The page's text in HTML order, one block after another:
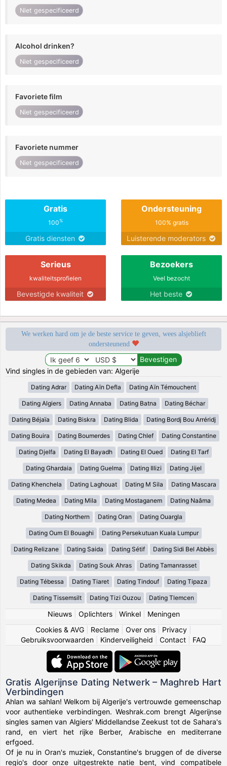
Niet gespecificeerd
Alcohol drinken?
Niet gespecificeerd
Favoriete film
Niet gespecificeerd
Favoriete nummer
Niet gespecificeerd
Gratis
100%
Gratis diensten
Ondersteuning
100% gratis
Luisterende moderators
Serieus
kwaliteitsprofielen
Bevestigde kwaliteit
Bezoekers
Veel bezocht
Het beste
We werken hard om je de beste service te geven, wees alsjeblieft
ondersteunend
Vind singles in de gebieden van: Algerije
Dating Adrar Dating Aïn Defla Dating Aïn Témouchent
Dating Algiers Dating Annaba Dating Batna Dating Béchar
Dating Béjaïa Dating Biskra Dating Blida Dating Bordj Bou Arréridj
Dating Bouira Dating Boumerdes Dating Chlef Dating Constantine
Dating Djelfa Dating El Bayadh Dating El Oued Dating El Tarf
Dating Ghardaia Dating Guelma Dating Illizi Dating Jijel
Dating Khenchela Dating Laghouat Dating M Sila Dating Mascara
Dating Medea Dating Mila Dating Mostaganem Dating Naâma
Dating Northern Dating Oran Dating Ouargla
Dating Oum El Bouaghi Dating Persekutuan Kuala Lumpur
Dating Relizane Dating Saida Dating Sétif Dating Sidi Bel Abbès
Dating Skikda Dating Souk Ahras Dating Tamanrasset
Dating Tébessa Dating Tiaret Dating Tindouf Dating Tipaza
Dating Tissemsilt Dating Tizi Ouzou Dating Tlemcen
Nieuws| Oplichters| Winkel| Meningen
Cookies & AVG
Reclame Over ons Privacy
Gebruiksvoorwaarden
Kinderveiligheid Contact FAQ
Gratis Algerijnse Dating Netwerk – Maghreb Hart
Verbindingen
Ahlan wa sahlan! Welkom bij Algerije's vertrouwde gemeenschap
voor authentieke verbindingen. Weshrak.com brengt Algerijnse
singles samen van Algiers' Middellandse Zeekust tot de Sahara's
rand, en viert het rijke Berber, Arabische en mediterrane
erfgoed.
Of je nu in Oran's muziek, Constantine's bruggen of de diverse
regio's door onze uitgestrekte natie bent, vind compatibele